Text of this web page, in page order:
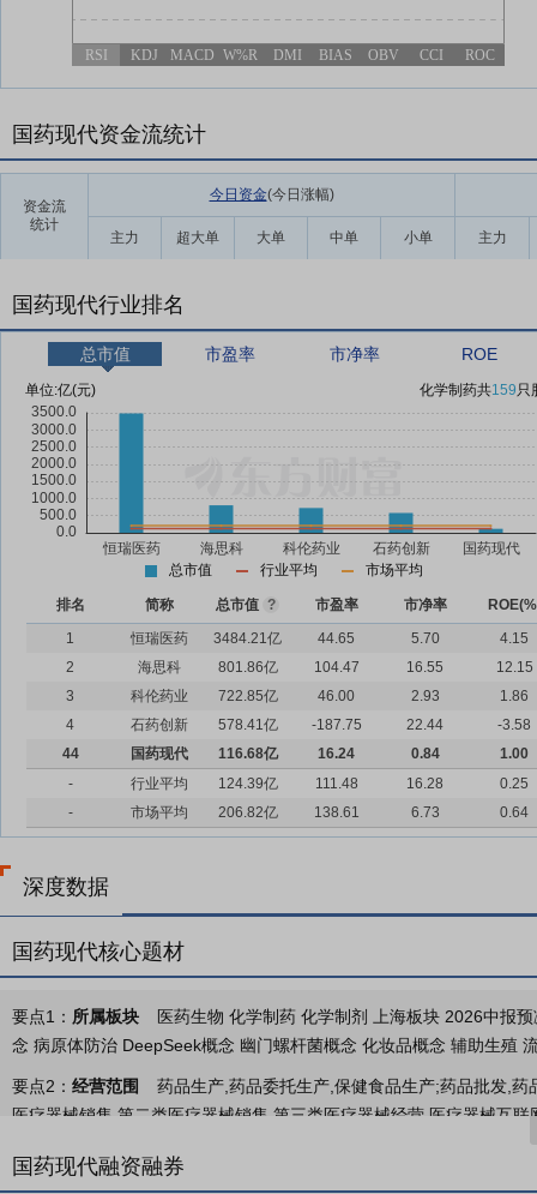
RSI KDJ MACD W%R DMI BIAS OBV CCI ROC
国药现代资金流统计
资金流
统计
今日资金(今日涨幅)
主力 超大单 大单 中单 小单 主力
国药现代行业排名
总市值 市盈率 市净率 ROE
单位:亿(元) 化学制药共159只
总市值 行业平均 市场平均
排名 简称 总市值 ? 市盈率 市净率
1
恒瑞医药 3484.21亿 44.65 5.70
4.15
2
海思科 801.86亿 104.47 16.55
12.15
3
科伦药业 722.85亿 46.00 2.93
1.86
4
石药创新 578.41亿 -187.75 22.44
-3.58
44
国药现代 116.68亿 16.24 0.84
1.00
-
行业平均 124.39亿 111.48 16.28
0.25
-
市场平均 206.82亿 138.61 6.73 0.64
深度数据
国药现代核心题材
要点1： 所属板块
医药生物 化学制药 化学制剂 上海板块 2026中报
念 病原体防治 DeepSeek概念 幽门螺杆菌概念 化妆品概念 辅助生殖
要点2： 经营范围
药品生产,药品委托生产,保健食品生产;药品批发,
医疗器械销售,第二类医疗器械销售,第三类医疗器械经营,医疗器械互
互联网信息服务;第二类增值电信服务;包装服务,化妆品生产。(依法须
国药现代融资融券